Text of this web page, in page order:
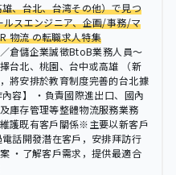
、台北、台湾その他）で見つ
スエンジニア、企画/事務/マ
物流 の転職求人特集
倉儲企業誠徵BtoB業務人員～
台北、桃園、台中或高雄 （新
將安排於教育制度完善的台北據
容】 ・負責國際進出口、國內
庫存管理等整體物流服務業務
護既有客戶關係※主要以新客戶
話開發潛在客戶，安排拜訪行
・了解客戶需求，提供最適合